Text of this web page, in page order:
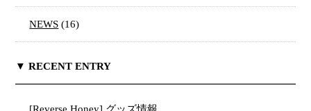
NEWS (16)
▼ RECENT ENTRY